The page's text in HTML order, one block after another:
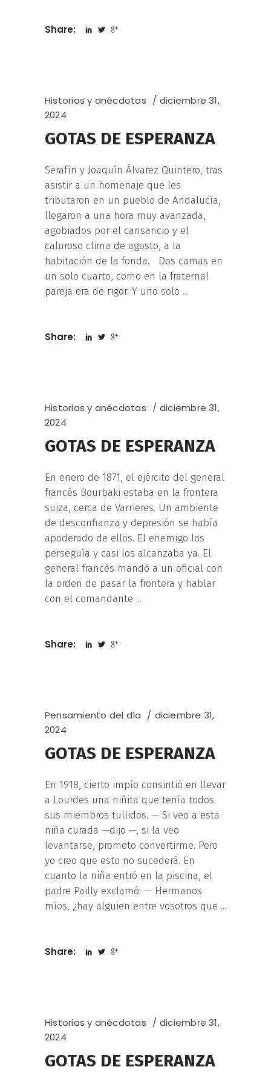
Share:
Historias y anécdotas
diciembre 31,
2024
GOTAS DE ESPERANZA
Serafín y Joaquín Álvarez Quintero, tras
asistir a un homenaje que les
tributaron en un pueblo de Andalucía,
llegaron a una hora muy avanzada,
agobiados por el cansancio y el
caluroso clima de agosto, a la
habitación de la fonda. Dos camas en
un solo cuarto, como en la fraternal
pareja era de rigor. Y uno solo
Share:
Historias y anécdotas
diciembre 31,
2024
GOTAS DE ESPERANZA
En enero de 1871, el ejército del general
francés Bourbaki estaba en la frontera
suiza, cerca de Varrieres. Un ambiente
de desconfianza y depresión se había
apoderado de ellos. El enemigo los
perseguía y casi los alcanzaba ya. El
general francés mandó a un oficial con
la orden de pasar la frontera y hablar
con el comandante
Share:
Pensamiento del día
diciembre 31,
2024
GOTAS DE ESPERANZA
En 1918, cierto impío consintió en llevar
a Lourdes una niñita que tenía todos
sus miembros tullidos. — Si veo a esta
niña curada —dijo —, si la veo
levantarse, prometo convertirme. Pero
yo creo que esto no sucederá. En
cuanto la niña entró en la piscina, el
padre Pailly exclamó: — Hermanos
míos, ¿hay alguien entre vosotros que
Share:
Historias y anécdotas
diciembre 31,
2024
GOTAS DE ESPERANZA